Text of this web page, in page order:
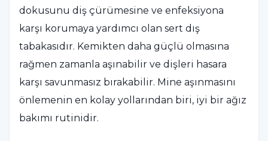
dokusunu diş çürümesine ve enfeksiyona
karşı korumaya yardımcı olan sert dış
tabakasıdır. Kemikten daha güçlü olmasına
rağmen zamanla aşınabilir ve dişleri hasara
karşı savunmasız bırakabilir. Mine aşınmasını
önlemenin en kolay yollarından biri, iyi bir ağız
bakımı rutinidir.